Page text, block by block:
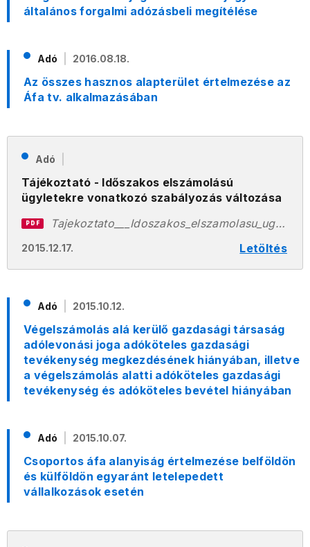
általános forgalmi adózásbeli megítélése
Adó 2016.08.18.
Az összes hasznos alapterület értelmezése az
Áfa tv. alkalmazásában
Adó
Tájékoztató - Időszakos elszámolású
ügyletekre vonatkozó szabályozás változása
2015.12.17. Letöltés
PDF Tajekoztato___Idoszakos_elszamolasu_ugyletekre_vonatkozo_szabalyozas_valtozasa.pdf
Adó 2015.10.12.
Végelszámolás alá kerülő gazdasági társaság
adólevonási joga adóköteles gazdasági
tevékenység megkezdésének hiányában, illetve
a végelszámolás alatti adóköteles gazdasági
tevékenység és adóköteles bevétel hiányában
Adó 2015.10.07.
Csoportos áfa alanyiság értelmezése belföldön
és külföldön egyaránt letelepedett
vállalkozások esetén